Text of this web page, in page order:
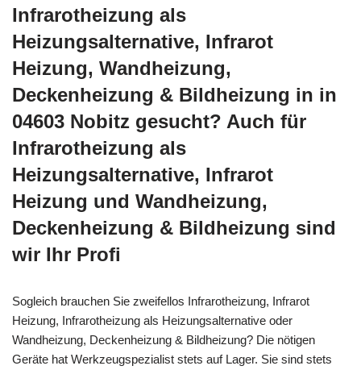
Infrarotheizung als
Heizungsalternative, Infrarot
Heizung, Wandheizung,
Deckenheizung & Bildheizung in in
04603 Nobitz gesucht? Auch für
Infrarotheizung als
Heizungsalternative, Infrarot
Heizung und Wandheizung,
Deckenheizung & Bildheizung sind
wir Ihr Profi
Sogleich brauchen Sie zweifellos Infrarotheizung, Infrarot
Heizung, Infrarotheizung als Heizungsalternative oder
Wandheizung, Deckenheizung & Bildheizung? Die nötigen
Geräte hat Werkzeugspezialist stets auf Lager. Sie sind stets